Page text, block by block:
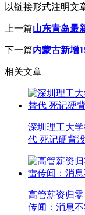
以链接形式注明文
上一篇山东青岛最
下一篇内蒙古新增
相关文章
深圳理工大
代 死记硬背
高管薪资归
传闻：消息